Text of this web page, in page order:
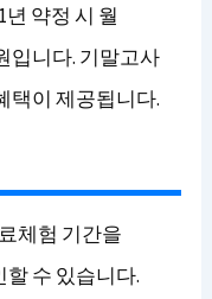
약정 시 월
입니다. 기말고사
택이 제공됩니다.
체험 기간을
수 있습니다.